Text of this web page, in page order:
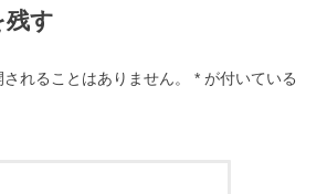
残す
れることはありません。 * が付いている